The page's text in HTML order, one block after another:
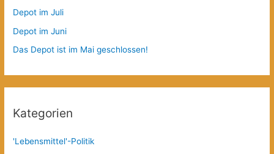
Depot im Juli
Depot im Juni
Das Depot ist im Mai geschlossen!
Kategorien
'Lebensmittel'-Politik